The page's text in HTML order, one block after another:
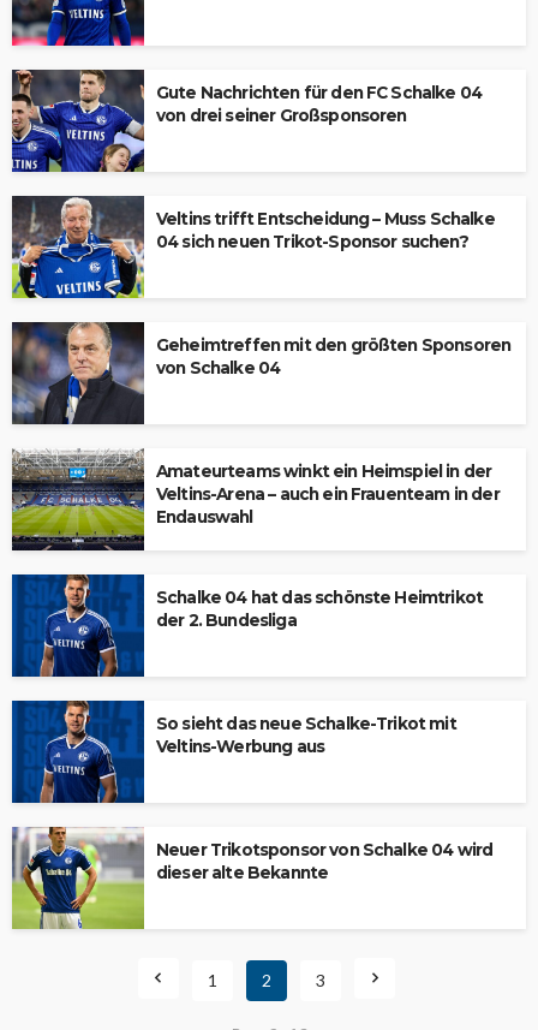
Gute Nachrichten für den FC Schalke 04
von drei seiner Großsponsoren
Veltins trifft Entscheidung – Muss Schalke
04 sich neuen Trikot-Sponsor suchen?
Geheimtreffen mit den größten Sponsoren
von Schalke 04
Amateurteams winkt ein Heimspiel in der
Veltins-Arena – auch ein Frauenteam in der
Endauswahl
Schalke 04 hat das schönste Heimtrikot
der 2. Bundesliga
So sieht das neue Schalke-Trikot mit
Veltins-Werbung aus
Neuer Trikotsponsor von Schalke 04 wird
dieser alte Bekannte
1 2 3